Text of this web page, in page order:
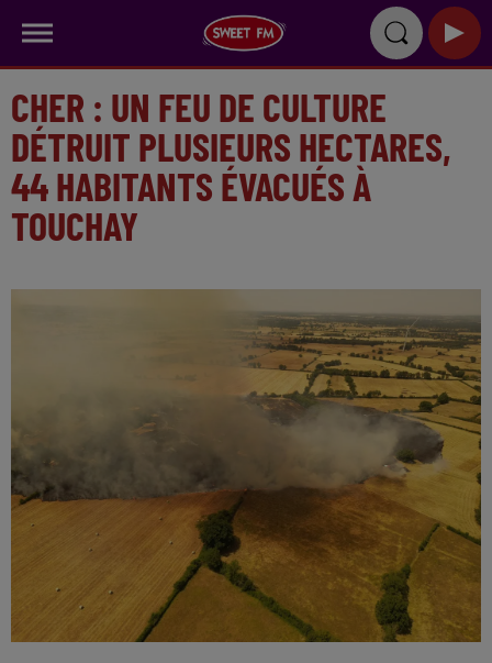
CHER : UN FEU DE CULTURE
DÉTRUIT PLUSIEURS HECTARES,
44 HABITANTS ÉVACUÉS À
TOUCHAY